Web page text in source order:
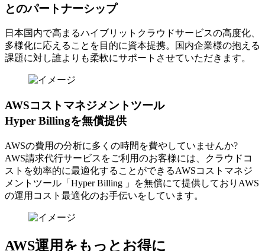
とのパートナーシップ
日本国内で高まるハイブリットクラウドサービスの高度化、
多様化に応えることを目的に資本提携。国内企業様の抱える
課題に対し誰よりも柔軟にサポートさせていただきます。
AWSコストマネジメントツール
Hyper Billingを無償提供
AWSの費⽤の分析に多くの時間を費やしていませんか?
AWS請求代⾏サービスをご利⽤のお客様には、クラウドコ
ストを効率的に最適化することができるAWSコストマネジ
メントツール「Hyper Billing 」を無償にて提供しておりAWS
の運⽤コスト最適化のお⼿伝いをしています。
AWS運用をもっとお得に